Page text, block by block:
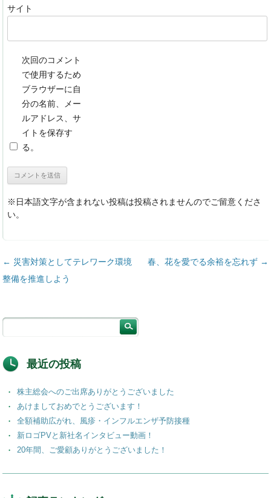
サイト
次回のコメント
で使用するため
ブラウザーに自
分の名前、メー
ルアドレス、サ
イトを保存す
る。
※日本語文字が含まれない投稿は投稿されませんのでご留意くださ
い。
投稿ナビゲーション
← 災害対策としてテレワーク環境
整備を推進しよう
春、花を愛でる余裕を忘れず →
最近の投稿
株主総会へのご出席ありがとうございました
あけましておめでとうございます！
全額補助広がれ、風疹・インフルエンザ予防接種
新ロゴPVと新社名インタビュー動画！
20年間、ご愛顧ありがとうございました！